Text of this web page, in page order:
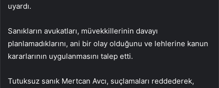
uyardı.
Sanıkların avukatları, müvekkillerinin davayı
planlamadıklarını, ani bir olay olduğunu ve lehlerine kanun
kararlarının uygulanmasını talep etti.
Tutuksuz sanık Mertcan Avcı, suçlamaları reddederek,